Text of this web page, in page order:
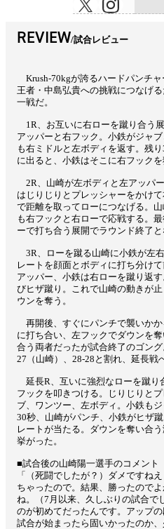
REVIEW 試合レビュー
Krush-70kgが誇るハードパンチ
王者・中島弘貴への挑戦につなげ
一戦だ。
1R、お互いに右ローを蹴り合う
アッパーと右フック。小鉄がジャ
も右ミドルと左ボディを返す。残
に出ると、小鉄はそこに右フックを
2R、山崎が左ボディと左アッパ
はじりじりとプレッシャーをかけ
で距離を取ってローにつなげる。
も右フックと右ローで応戦する。
ーで打ち合う展開でラウンド終了と
3R、ローを蹴る山崎に小鉄が左
レートを顔面とボディに打ち分け
アッパー、小鉄は右ローを蹴り返
びヒザ蹴り。これで山崎の動きが
ウンを奪う。
再開後、すぐにパンチで襲いか
に打ち合い、左フックでダウンを
合う両者だったが試合終了のゴング
27（山崎）、28‐28と割れ、延長戦
延長R、互いに強烈なローを蹴り
フックを叩きつける。じりじりと
ブ、ワンツー、左ボディ。小鉄も
30秒、山崎がパンチ、小鉄がヒザ
レートが当たる。ダウンを奪い合
挙がった。
■試合後の山崎陽一選手のコメント
「（死闘でしたが？）ダメですね
ちゃったので。結果、勝ったので
ね。（7月以来、久しぶりの試合で
のが初めてだったんです。アップ
試合が始まったら固いかったのか